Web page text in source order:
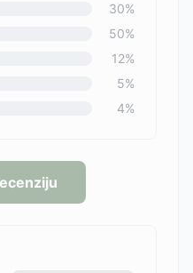
30%
50%
12%
5%
4%